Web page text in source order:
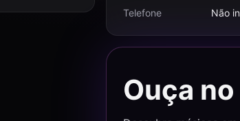
Telefone
Não
Ouça